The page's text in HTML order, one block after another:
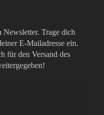
Trage dich
E-Mailadresse ein.
für den Versand des